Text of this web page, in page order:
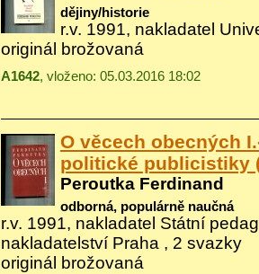
dějiny/historie
r.v. 1991, nakladatel
originál brožovaná
A1642, vloženo: 05.03.2016 18:02
O věcech obecných
politické publicistiky
Peroutka Ferdinand
odborná, populárně naučná
r.v. 1991, nakladatel Státní
nakladatelství Praha , 2 svazky
originál brožovaná